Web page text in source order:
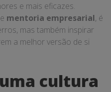
e mais eficazes.
mentoria empresarial, é
mas também inspirar
a melhor versão de si
cultura